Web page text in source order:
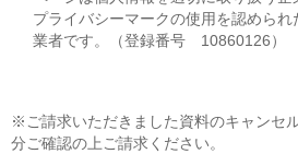
プライバシーマークの使用を認められ
業者です。（登録番号 10860126）
※ご請求いただきました資料のキャンセ
分ご確認の上ご請求ください。